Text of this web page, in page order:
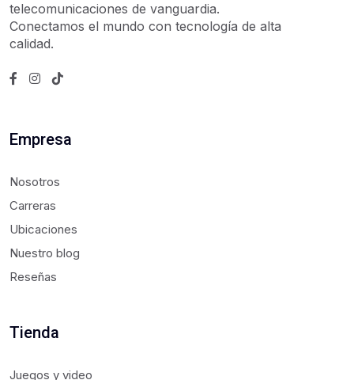
telecomunicaciones de vanguardia.
Conectamos el mundo con tecnología de alta
calidad.
Empresa
Nosotros
Carreras
Ubicaciones
Nuestro blog
Reseñas
Tienda
Juegos y video